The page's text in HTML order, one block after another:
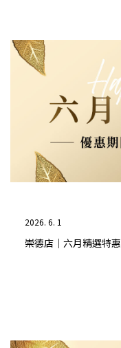
2026. 6. 1
崇德店｜六月精選特惠